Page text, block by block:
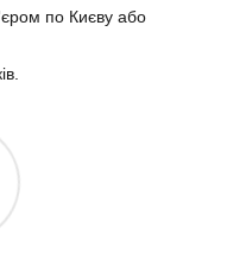
по Києву або